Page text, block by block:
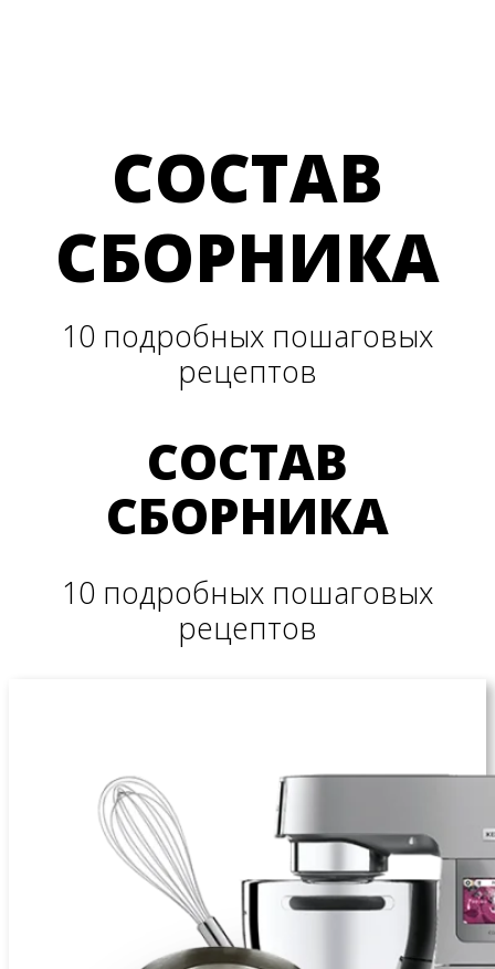
СОСТАВ
СБОРНИКА
10 подробных пошаговых
рецептов
СОСТАВ
СБОРНИКА
10 подробных пошаговых
рецептов